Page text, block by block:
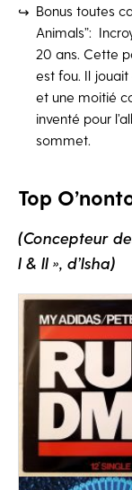
Bonus toutes
Animals”:
20 ans. Cette
est fou. Il
et une moitié
inventé pour
sommet.
Top
(Concepteur
I & II », d’Isha)